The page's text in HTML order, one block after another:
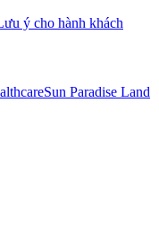
ý cho hành khách
Sun Paradise Land